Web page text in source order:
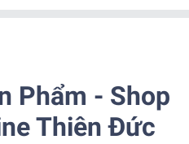
Phẩm - Shop
Thiên Đức